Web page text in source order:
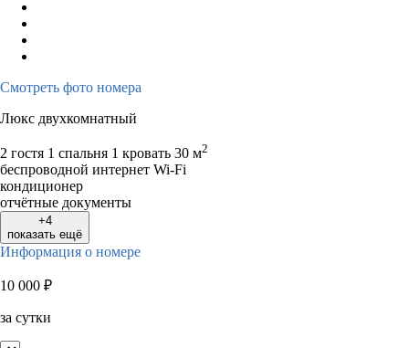
Смотреть фото номера
Люкс двухкомнатный
2 гостя 1 спальня 1 кровать 30 м2
беспроводной интернет Wi-Fi
кондиционер
отчётные документы
+4
показать ещё
Информация о номере
10 000 ₽
за сутки